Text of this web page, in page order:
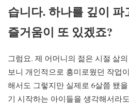
습니다. 하나를 깊이 파
즐거움이 또 있겠죠?
그럼요. 제 어머니의 젊은 시절 삶
보니 개인적으로 흥미로웠던 작업
해서도 그렇지만 실제로 6살쯤 됐
기 시작하는 아이들을 생각해서라